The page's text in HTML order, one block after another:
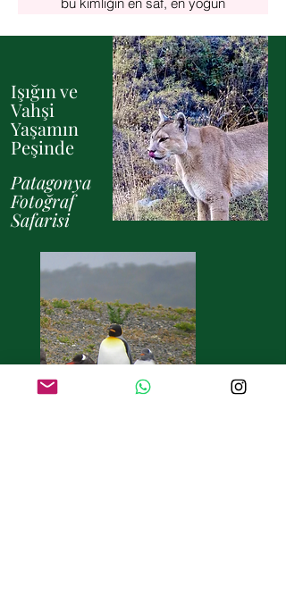
Bu turda bir maçı izlemekten çok
daha fazlasını yaşarsın.
Maç günü, tribün kültürü, taraftar
ritüelleri, sokaklardaki atmosfer
ve stada giden yolun kendisi bu
deneyimin parçasıdır. Boca ve
River taraftarlarının yaşadığı
mahalleleri tanır, maç öncesi
Buenos Aires’in futbol ruhunu
hissedersin.
Işığın ve
Vahşi
Yaşamın
Peşinde
Patagonya
Fotoğraf
Safarisi